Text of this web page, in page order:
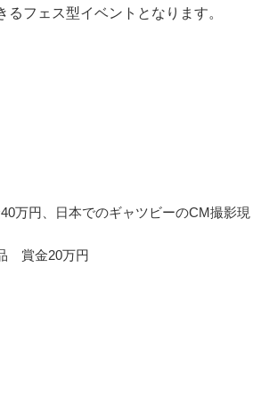
フェス型イベントとなります。
万円、日本でのギャツビーのCM撮影現
賞金20万円